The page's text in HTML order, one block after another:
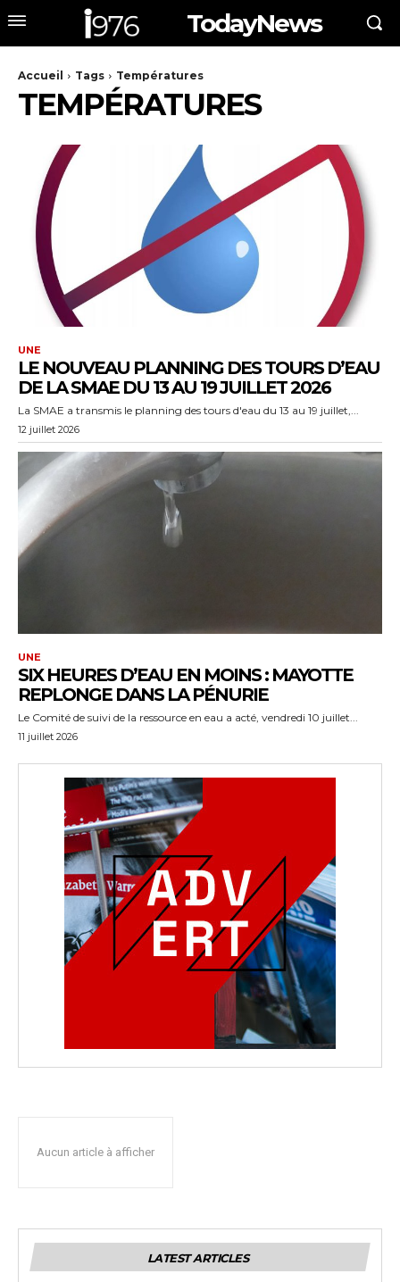
TodayNews
Accueil Tags Températures
TEMPÉRATURES
UNE
LE NOUVEAU PLANNING DES TOURS D’EAU
DE LA SMAE DU 13 AU 19 JUILLET 2026
La SMAE a transmis le planning des tours d'eau du 13 au 19 juillet,...
12 juillet 2026
UNE
SIX HEURES D’EAU EN MOINS : MAYOTTE
REPLONGE DANS LA PÉNURIE
Le Comité de suivi de la ressource en eau a acté, vendredi 10 juillet...
11 juillet 2026
Aucun article à afficher
LATEST ARTICLES